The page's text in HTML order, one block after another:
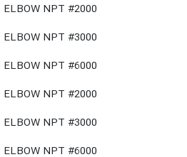
ELBOW NPT #2000
ELBOW NPT #3000
ELBOW NPT #6000
ELBOW NPT #2000
ELBOW NPT #3000
ELBOW NPT #6000